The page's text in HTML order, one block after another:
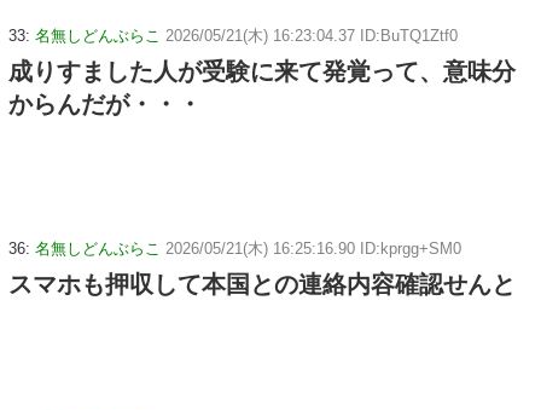
33: 名無しどんぶらこ 2026/05/21(木) 16:23:04.37 ID:BuTQ1Ztf0
成りすました人が受験に来て発覚って、意味分
からんだが・・・
36: 名無しどんぶらこ 2026/05/21(木) 16:25:16.90 ID:kprgg+SM0
スマホも押収して本国との連絡内容確認せんと